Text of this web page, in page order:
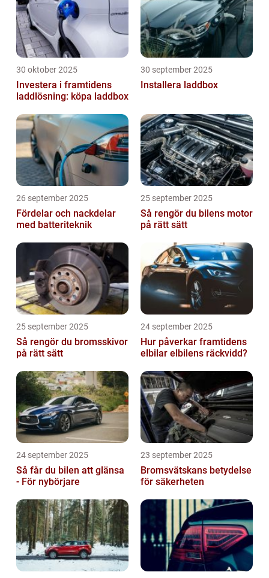
30 oktober 2025
Investera i framtidens
laddlösning: köpa laddbox
30 september 2025
Installera laddbox
26 september 2025
Fördelar och nackdelar
med batteriteknik
25 september 2025
Så rengör du bilens motor
på rätt sätt
25 september 2025
Så rengör du bromsskivor
på rätt sätt
24 september 2025
Hur påverkar framtidens
elbilar elbilens räckvidd?
24 september 2025
Så får du bilen att glänsa
- För nybörjare
23 september 2025
Bromsvätskans betydelse
för säkerheten